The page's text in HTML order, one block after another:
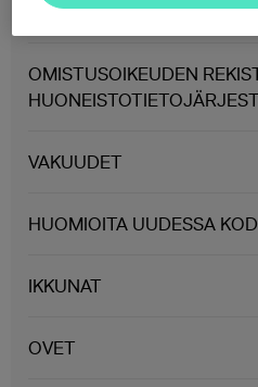
OMISTUSOIKEUDEN
VAKUUDET
HUOMIOITA UUDESSA
IKKUNAT
OVET